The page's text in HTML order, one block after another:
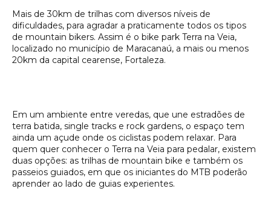
Mais de 30km de trilhas com diversos níveis de
dificuldades, para agradar a praticamente todos os tipos
de mountain bikers. Assim é o bike park Terra na Veia,
localizado no município de Maracanaú, a mais ou menos
20km da capital cearense, Fortaleza.
Em um ambiente entre veredas, que une estradões de
terra batida, single tracks e rock gardens, o espaço tem
ainda um açude onde os ciclistas podem relaxar. Para
quem quer conhecer o Terra na Veia para pedalar, existem
duas opções: as trilhas de mountain bike e também os
passeios guiados, em que os iniciantes do MTB poderão
aprender ao lado de guias experientes.